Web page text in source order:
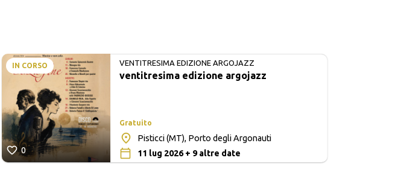
IN CORSO
0
VENTITRESIMA EDIZIONE ARGOJAZZ
ventitresima edizione argojazz
Gratuito
Pisticci (MT), Porto degli Argonauti
11 lug 2026 + 9 altre date